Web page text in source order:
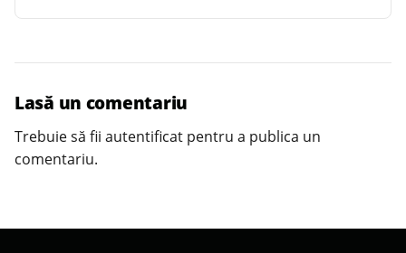
Lasă un comentariu
Trebuie să fii autentificat pentru a publica un
comentariu.